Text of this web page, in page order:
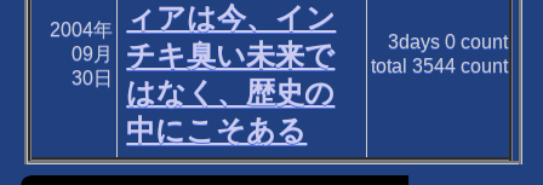
2004年
09月
30日
ィアは今、イン
チキ臭い未来で
はなく、歴史の
中にこそある
3days 0count
total 3544count